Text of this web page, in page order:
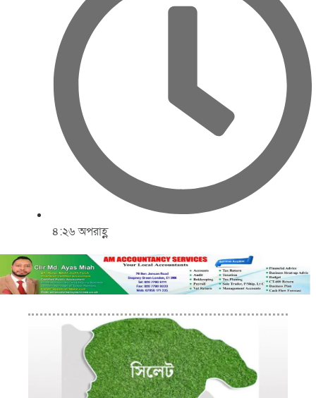
৪:২৬ অপরাহ্ণ